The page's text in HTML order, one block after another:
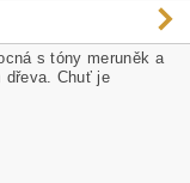
s tóny meruněk a
dřeva. Chuť je